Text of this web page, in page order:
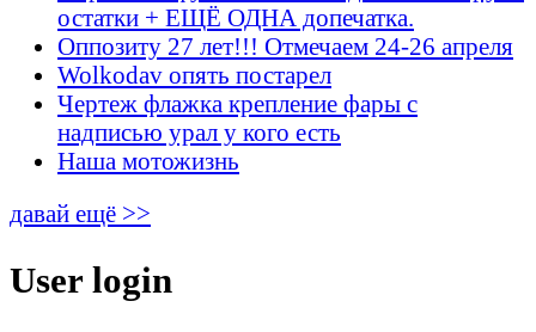
остатки + ЕЩЁ ОДНА допечатка.
Оппозиту 27 лет!!! Отмечаем 24-26 апреля
Wolkodav опять постарел
Чертеж флажка крепление фары с
надписью урал у кого есть
Наша мотожизнь
давай ещё >>
User login